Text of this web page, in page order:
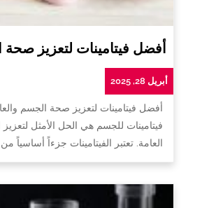
أفضل فيتامينات لتعزيز صحة
أبريل 28, 2025
أفضل فيتامينات لتعزيز صحة الجسم
فيتامينات للجسم هي الحل الأمثل لتعزيز
العامة. تعتبر الفيتامينات جزءاً أساسياً